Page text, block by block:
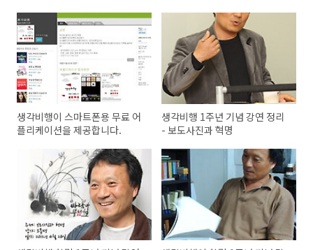
생각비행이 스마트폰용 무료 어
플리케이션을 제공합니다.
생각비행 1주년 기념 강연 정리
- 보도사진과 혁명